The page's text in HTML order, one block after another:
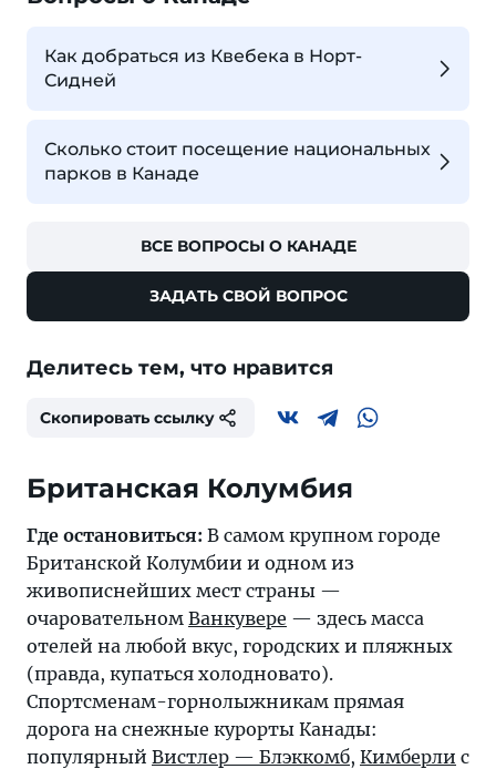
Как добраться из Квебека в Норт-
Сидней
Сколько стоит посещение национальных
парков в Канаде
ВСЕ ВОПРОСЫ О КАНАДЕ
ЗАДАТЬ СВОЙ ВОПРОС
Делитесь тем, что нравится
Скопировать ссылку
Британская Колумбия
Где остановиться: В самом крупном городе
Британской Колумбии и одном из
живописнейших мест страны —
очаровательном Ванкувере — здесь масса
отелей на любой вкус, городских и пляжных
(правда, купаться холодновато).
Спортсменам-горнолыжникам прямая
дорога на снежные курорты Канады:
популярный Вистлер — Блэккомб, Кимберли с